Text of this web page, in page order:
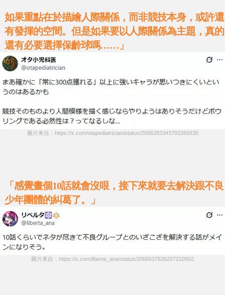
如果重點在於描繪人際關係，而非競技本身，或許還
有發揮的空間。但是如果要以人際關係為主題，真的
還有必要選擇保齡球嗎……」
圖片來自：https://x.com/otapediatrician/status/2066283343793266835
「感覺畫個10話就會沒哏，接下來就要去解決跟不良
少年團體的糾葛了。」
圖片來自：https://x.com/liberta_ana/status/2066537636207210902